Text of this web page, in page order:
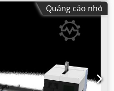
Quảng cáo nhỏ